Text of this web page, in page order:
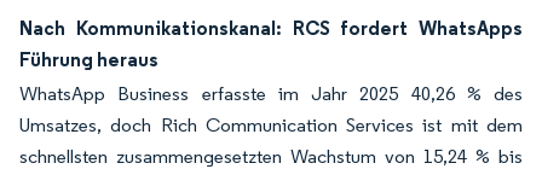
Nach Kommunikationskanal: RCS fordert WhatsApps
Führung heraus
WhatsApp Business erfasste im Jahr 2025 40,26 % des
Umsatzes, doch Rich Communication Services ist mit dem
schnellsten zusammengesetzten Wachstum von 15,24 % bis